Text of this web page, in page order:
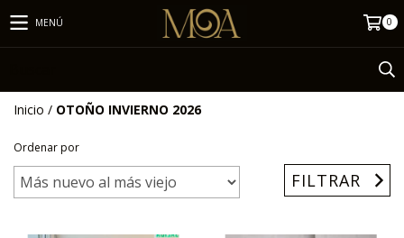
MENÚ 0
Inicio / OTOÑO INVIERNO 2026
Ordenar por
FILTRAR